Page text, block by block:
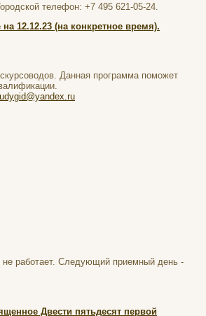
телефон: +7 495 621-05-24.
12.12.23 (на конкретное время).
Данная программа поможет
работает. Следующий приемный день -
Двести пятьдесят первой